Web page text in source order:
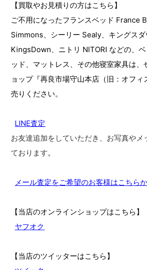
【買取やお見積りの方はこちら】
ご不用になったフランスベッド France
Simmons、シーリー Sealy、キングスダ
KingsDown、ニトリ NITORI などの、
ッド、マットレス、その他寝室家具は、
ョップ『再良市場守山本店（旧：オフィ
売りください。
LINE査定
お友達追加をしていただき、お写真やメ
ております。
メール査定をご希望のお客様はこちら
【当店のオンラインショップはこちら】
ヤフオク
【当店のツイッターはこちら】